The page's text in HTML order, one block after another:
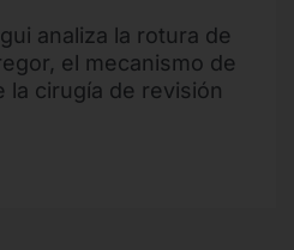
analiza la rotura de
el mecanismo de
la cirugía de revisión